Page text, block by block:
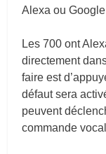
Alexa ou
Les 700 ont
directement
faire est
défaut sera
peuvent
commande